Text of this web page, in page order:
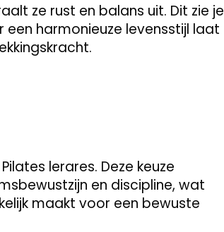
ze rust en balans uit. Dit zie je
harmonieuze levensstijl laat
lerares. Deze keuze
en discipline, wat
maakt voor een bewuste